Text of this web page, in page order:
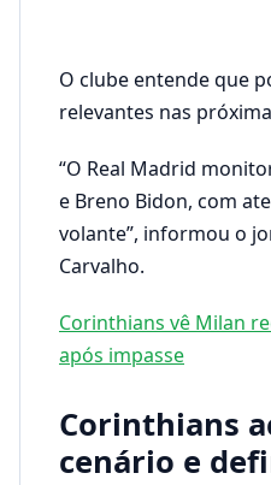
O clube entende que
relevantes nas
“O Real Madrid
e Breno Bidon, com
volante”, informou o
Carvalho.
Corinthians vê Milan
após impasse
Corinthians
cenário e